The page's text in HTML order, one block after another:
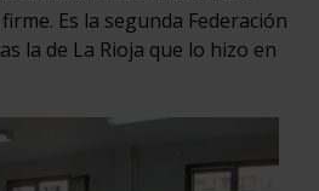
Es la segunda Federación
la de La Rioja que lo hizo en